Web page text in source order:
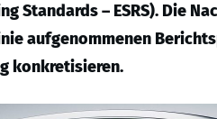
Standards – ESRS). Die
aufgenommenen
konkretisieren.